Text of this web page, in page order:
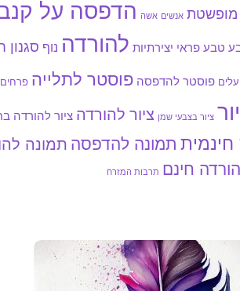
מופשטת אנשים אשה הדפסה על
טבע פראי יצירתיות להורדה נוף סגנון
עלים פוסטר להדפסה פוסטר לתלייה פרחים
ציור בצבעי שמן ציור להורדה ציור להורדה
תמונה להדפסה תמונה
חינם תרבות המזרח